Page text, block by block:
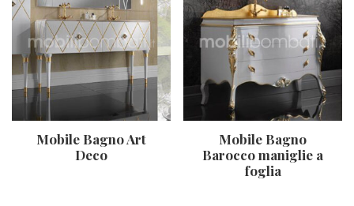
Mobile Bagno Art
Deco
Mobile Bagno
Barocco maniglie a
foglia